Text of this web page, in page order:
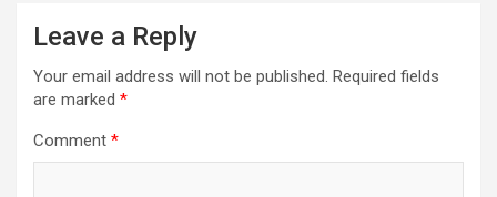
Leave a Reply
Your email address will not be published. Required fields
are marked *
Comment *